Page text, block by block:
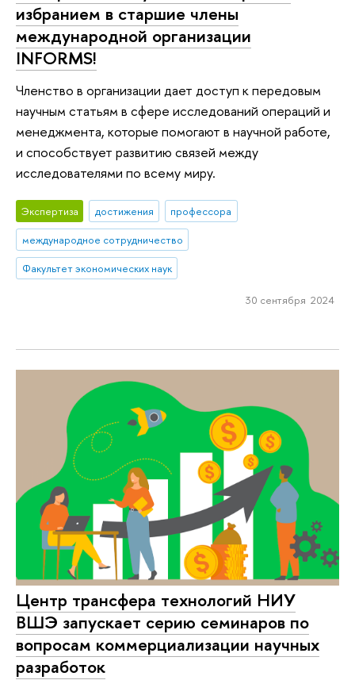
избранием в старшие члены
международной организации
INFORMS!
Членство в организации дает доступ к передовым
научным статьям в сфере исследований операций и
менеджмента, которые помогают в научной работе,
и способствует развитию связей между
исследователями по всему миру.
Экспертиза достижения
профессора
международное сотрудничество
Факультет экономических наук
30 сентября 2024
Центр трансфера технологий НИУ
ВШЭ запускает серию семинаров по
вопросам коммерциализации научных
разработок